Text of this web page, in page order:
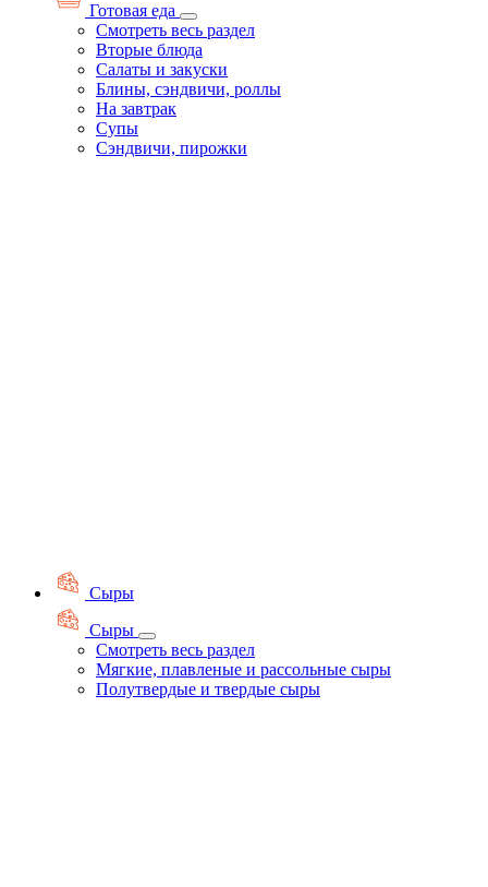
Готовая еда
Смотреть весь раздел
Вторые блюда
Салаты и закуски
Блины, сэндвичи, роллы
На завтрак
Супы
Сэндвичи, пирожки
Сыры
Сыры
Смотреть весь раздел
Мягкие, плавленые и рассольные сыры
Полутвердые и твердые сыры